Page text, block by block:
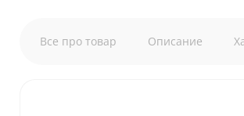
Все про товар Описание